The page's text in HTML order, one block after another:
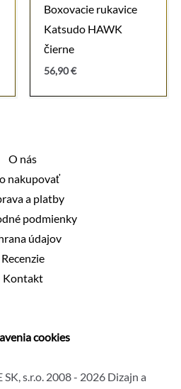
Boxovacie rukavice
Katsudo HAWK
čierne
56,90€
O nás
nakupovať
a platby
podmienky
údajov
Recenzie
Kontakt
cookies
s.r.o. 2008 - 2026 Dizajn a